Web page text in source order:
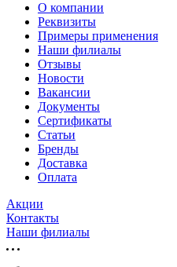
О компании
Реквизиты
Примеры применения
Наши филиалы
Отзывы
Новости
Вакансии
Документы
Cертификаты
Статьи
Бренды
Доставка
Оплата
Акции
Контакты
Наши филиалы